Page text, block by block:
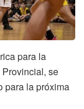
para la
se
para la próxima